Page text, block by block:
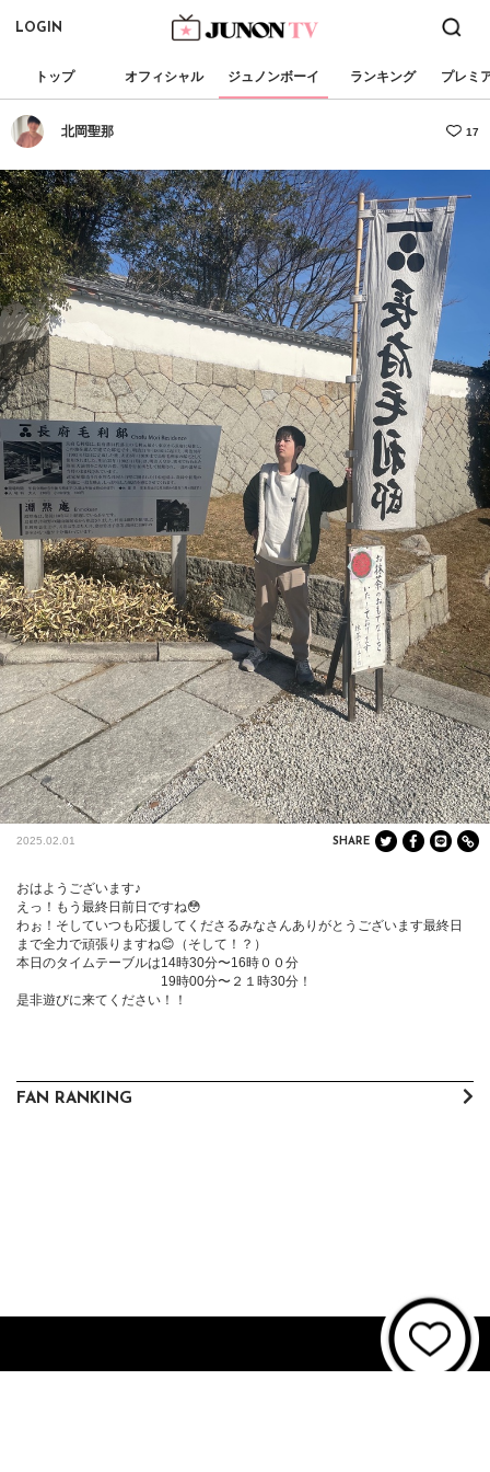
LOGIN
トップ オフィシャル ジュノンボーイ ランキング プレミ
北岡聖那 17
2025.02.01 SHARE
おはようございます♪
えっ！もう最終日前日ですね😳
わぉ！そしていつも応援してくださるみなさんありがとうございます最終日
まで全力で頑張りますね😊（そして！？）
本日のタイムテーブルは14時30分〜16時００分
19時00分〜２１時30分！
是非遊びに来てください！！
FAN RANKING
個人情報保護方針